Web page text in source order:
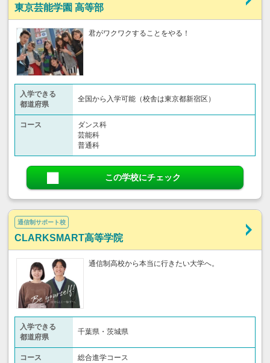
東京芸能学園 高等部
君がワクワクすることをやる！
入学できる
都道府県
全国から入学可能（校舎は東京都新宿区）
コース
ダンス科
芸能科
普通科
この学校にチェック
通信制サポート校
CLARKSMART高等学院
通信制高校から本当に行きたい大学へ。
入学できる
都道府県
千葉県・茨城県
コース
総合進学コース